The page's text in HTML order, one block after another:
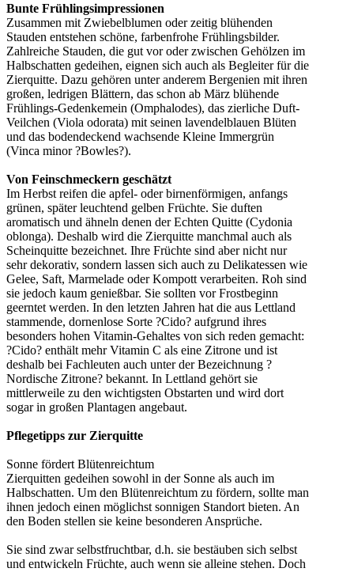
Bunte Frühlingsimpressionen
Zusammen mit Zwiebelblumen oder zeitig blühenden
Stauden entstehen schöne, farbenfrohe Frühlingsbilder.
Zahlreiche Stauden, die gut vor oder zwischen Gehölzen im
Halbschatten gedeihen, eignen sich auch als Begleiter für die
Zierquitte. Dazu gehören unter anderem Bergenien mit ihren
großen, ledrigen Blättern, das schon ab März blühende
Frühlings-Gedenkemein (Omphalodes), das zierliche Duft-
Veilchen (Viola odorata) mit seinen lavendelblauen Blüten
und das bodendeckend wachsende Kleine Immergrün
(Vinca minor ?Bowles?).
Von Feinschmeckern geschätzt
Im Herbst reifen die apfel- oder birnenförmigen, anfangs
grünen, später leuchtend gelben Früchte. Sie duften
aromatisch und ähneln denen der Echten Quitte (Cydonia
oblonga). Deshalb wird die Zierquitte manchmal auch als
Scheinquitte bezeichnet. Ihre Früchte sind aber nicht nur
sehr dekorativ, sondern lassen sich auch zu Delikatessen wie
Gelee, Saft, Marmelade oder Kompott verarbeiten. Roh sind
sie jedoch kaum genießbar. Sie sollten vor Frostbeginn
geerntet werden. In den letzten Jahren hat die aus Lettland
stammende, dornenlose Sorte ?Cido? aufgrund ihres
besonders hohen Vitamin-Gehaltes von sich reden gemacht:
?Cido? enthält mehr Vitamin C als eine Zitrone und ist
deshalb bei Fachleuten auch unter der Bezeichnung ?
Nordische Zitrone? bekannt. In Lettland gehört sie
mittlerweile zu den wichtigsten Obstarten und wird dort
sogar in großen Plantagen angebaut.
Pflegetipps zur Zierquitte
Sonne fördert Blütenreichtum
Zierquitten gedeihen sowohl in der Sonne als auch im
Halbschatten. Um den Blütenreichtum zu fördern, sollte man
ihnen jedoch einen möglichst sonnigen Standort bieten. An
den Boden stellen sie keine besonderen Ansprüche.
Sie sind zwar selbstfruchtbar, d.h. sie bestäuben sich selbst
und entwickeln Früchte, auch wenn sie alleine stehen. Doch